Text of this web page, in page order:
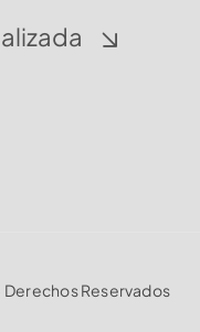
Derechos Reservados